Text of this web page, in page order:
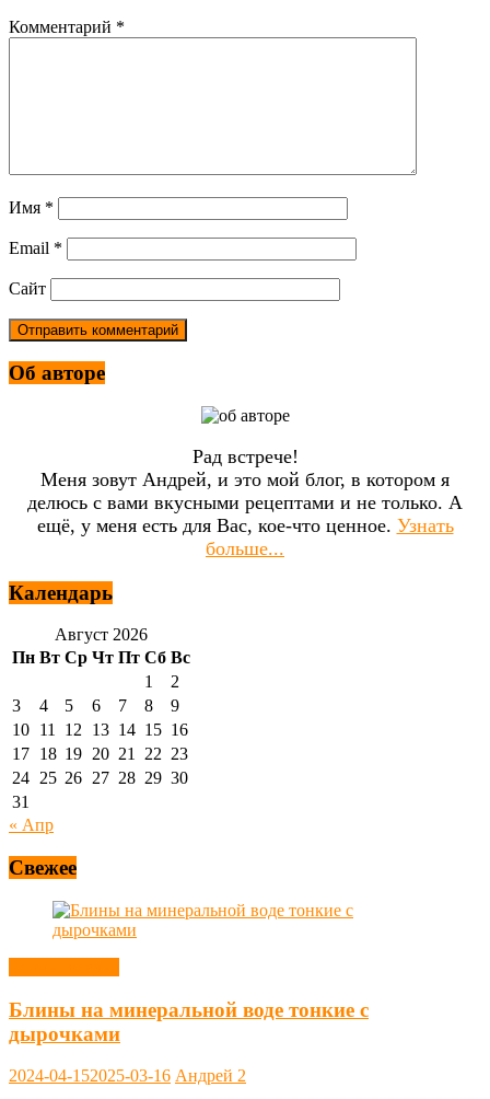
Комментарий *
Имя *
Email *
Сайт
Об авторе
Рад встрече!
Меня зовут Андрей, и это мой блог, в котором я
делюсь с вами вкусными рецептами и не только. А
ещё, у меня есть для Вас, кое-что ценное. Узнать
больше...
Календарь
Август 2026
Пн Вт Ср Чт Пт Сб Вс
1
2
3
4 5 6 7 8
9
10 11 12 13 14 15 16
17 18 19 20 21 22 23
24 25 26 27 28 29 30
31
« Апр
Свежее
Блины на минеральной воде тонкие с
дырочками
2024-04-152025-03-16 Андрей 2